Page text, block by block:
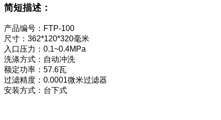
简短描述：
产品编号：FTP-100
尺寸：362*120*320毫米
入口压力：0.1~0.4MPa
洗涤方式：自动冲洗
额定功率：57.6瓦
过滤精度：0.0001微米过滤器
安装方式：台下式